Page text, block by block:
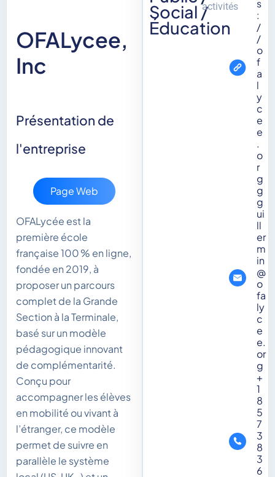
OFALycee,
Inc
Présentation de
l'entreprise
Page Web
OFALycée est la
première école
française 100 % en ligne,
fondée en 2019, à
proposer un parcours
complet de la Grande
Section à la Terminale,
basé sur un modèle
pédagogique innovant
de complémentarité.
Conçu pour
accompagner les élèves
en mobilité ou vivant à
l’étranger, ce modèle
permet de suivre en
parallèle le système
Social /
Éducation
activités
s
:
/
/
o
f
a
l
y
c
e
e
.
o
r
g
g
g
ui
ll
er
m
in
@
o
fa
ly
c
e
e.
or
g
+
1
8
5
7
3
8
3
6